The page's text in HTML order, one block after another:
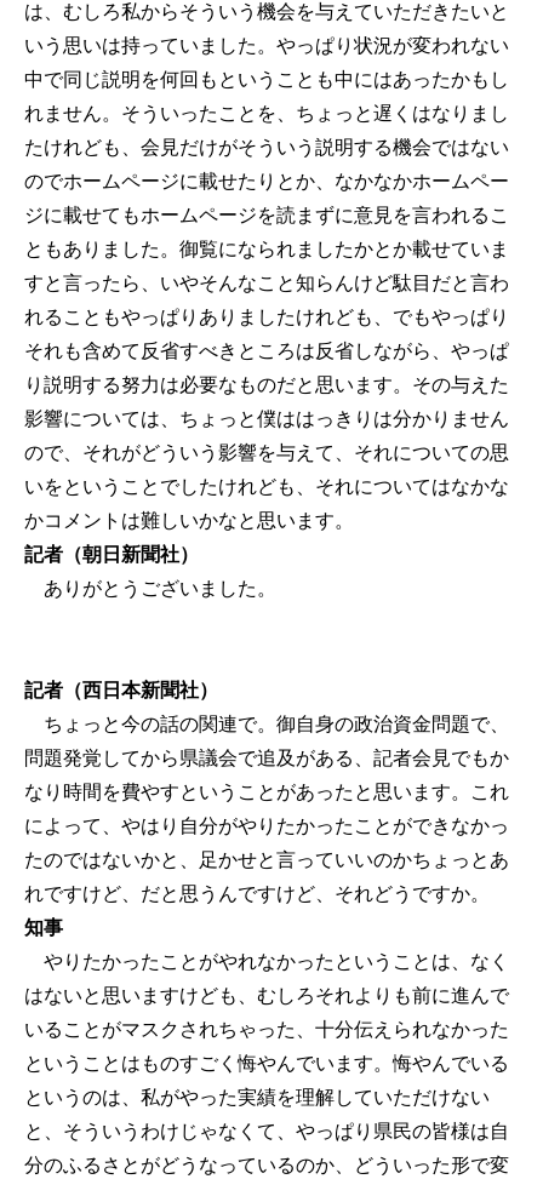
は、むしろ私からそういう機会を与えていただきたいと
いう思いは持っていました。やっぱり状況が変われない
中で同じ説明を何回もということも中にはあったかもし
れません。そういったことを、ちょっと遅くはなりまし
たけれども、会見だけがそういう説明する機会ではない
のでホームページに載せたりとか、なかなかホームペー
ジに載せてもホームページを読まずに意見を言われるこ
ともありました。御覧になられましたかとか載せていま
すと言ったら、いやそんなこと知らんけど駄目だと言わ
れることもやっぱりありましたけれども、でもやっぱり
それも含めて反省すべきところは反省しながら、やっぱ
り説明する努力は必要なものだと思います。その与えた
影響については、ちょっと僕ははっきりは分かりません
ので、それがどういう影響を与えて、それについての思
いをということでしたけれども、それについてはなかな
かコメントは難しいかなと思います。
記者（朝日新聞社）
ありがとうございました。
記者（西日本新聞社）
ちょっと今の話の関連で。御自身の政治資金問題で、
問題発覚してから県議会で追及がある、記者会見でもか
なり時間を費やすということがあったと思います。これ
によって、やはり自分がやりたかったことができなかっ
たのではないかと、足かせと言っていいのかちょっとあ
れですけど、だと思うんですけど、それどうですか。
知事
やりたかったことがやれなかったということは、なく
はないと思いますけども、むしろそれよりも前に進んで
いることがマスクされちゃった、十分伝えられなかった
ということはものすごく悔やんでいます。悔やんでいる
というのは、私がやった実績を理解していただけない
と、そういうわけじゃなくて、やっぱり県民の皆様は自
分のふるさとがどうなっているのか、どういった形で変